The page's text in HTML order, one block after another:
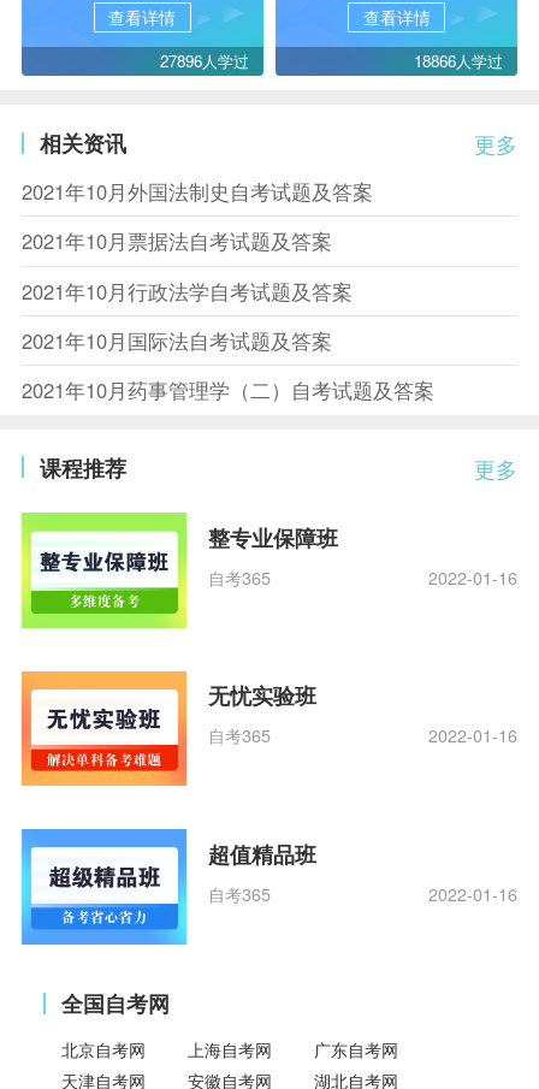
查看详情
27896人学过
查看详情
18866人学过
更多
相关资讯
2021年10月外国法制史自考试题及答案
2021年10月票据法自考试题及答案
2021年10月行政法学自考试题及答案
2021年10月国际法自考试题及答案
2021年10月药事管理学（二）自考试题及答案
更多
课程推荐
整专业保障班
自考365 2022-01-16
无忧实验班
自考365 2022-01-16
超值精品班
自考365 2022-01-16
全国自考网
北京自考网 上海自考网
广东自考网
天津自考网
安徽自考网 湖北自考网